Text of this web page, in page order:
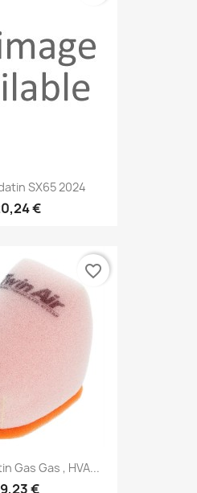
SX65 2024
€
Gas Gas , HVA...
€
favorite_border